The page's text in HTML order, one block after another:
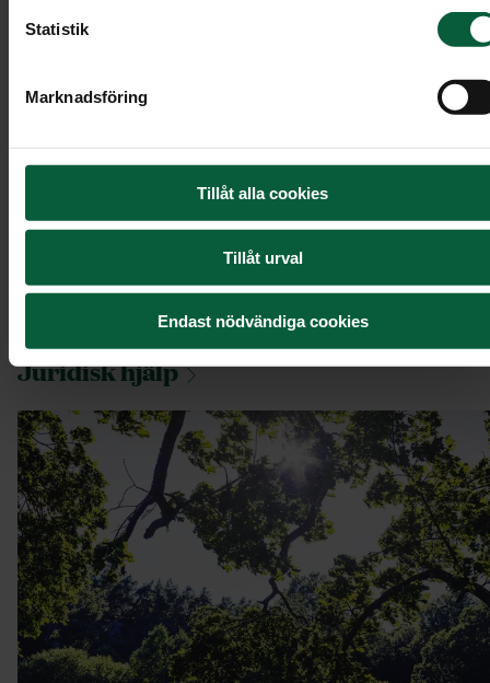
Statistik
Marknadsföring
Tillåt alla cookies
Tillåt urval
Endast nödvändiga cookies
Läs mer
Juridiskhjälp